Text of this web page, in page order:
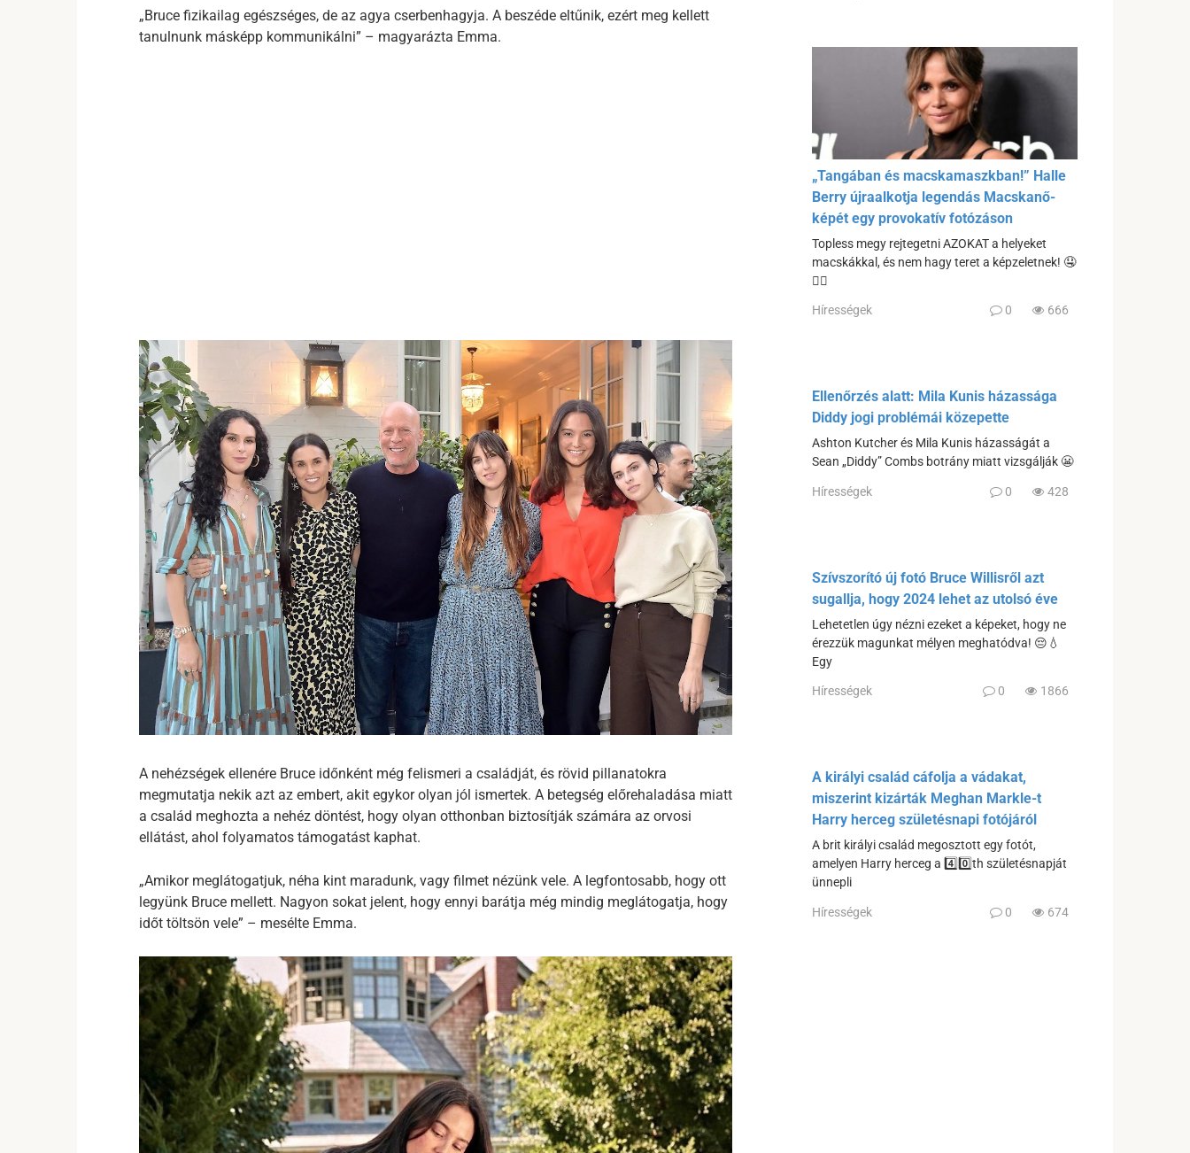
„Bruce fizikailag egészséges, de az agya cserbenhagyja. A beszéde eltűnik, ezért meg kellett
tanulnunk másképp kommunikálni” – magyarázta Emma.
A nehézségek ellenére Bruce időnként még felismeri a családját, és rövid pillanatokra
megmutatja nekik azt az embert, akit egykor olyan jól ismertek. A betegség előrehaladása miatt
a család meghozta a nehéz döntést, hogy olyan otthonban biztosítják számára az orvosi
ellátást, ahol folyamatos támogatást kaphat.
„Amikor meglátogatjuk, néha kint maradunk, vagy filmet nézünk vele. A legfontosabb, hogy ott
legyünk Bruce mellett. Nagyon sokat jelent, hogy ennyi barátja még mindig meglátogatja, hogy
időt töltsön vele” – mesélte Emma.
„Tangában és macskamaszkban!” Halle
Berry újraalkotja legendás Macskanő-
képét egy provokatív fotózáson
Topless megy rejtegetni AZOKAT a helyeket
macskákkal, és nem hagy teret a képzeletnek! 🤤
❤️‍🔥
Hírességek 0 666
Ellenőrzés alatt: Mila Kunis házassága
Diddy jogi problémái közepette
Ashton Kutcher és Mila Kunis házasságát a
Sean „Diddy” Combs botrány miatt vizsgálják 😬
Hírességek 0 428
Szívszorító új fotó Bruce Willisről azt
sugallja, hogy 2024 lehet az utolsó éve
Lehetetlen úgy nézni ezeket a képeket, hogy ne
érezzük magunkat mélyen meghatódva! 😔💧
Egy
Hírességek 0 1866
A királyi család cáfolja a vádakat,
miszerint kizárták Meghan Markle-t
Harry herceg születésnapi fotójáról
A brit királyi család megosztott egy fotót,
amelyen Harry herceg a 4️⃣0️⃣th születésnapját
ünnepli
Hírességek 0 674